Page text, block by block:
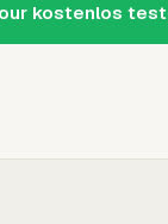
kostenlos